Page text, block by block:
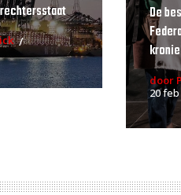
De
door
20 feb